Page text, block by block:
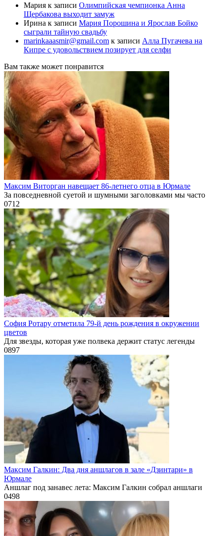
Мария к записи Олимпийская чемпионка Анна
Щербакова выходит замуж
Ирина к записи Мария Порошина и Ярослав Бойко
сыграли тайную свадьбу
marinkaaasmir@gmail.com к записи Алла Пугачева на
Кипре с удовольствием позирует для селфи
Вам также может понравится
Максим Виторган навещает 86-летнего отца в Юрмале
За повседневной суетой и шумными заголовками мы часто
0712
София Ротару отметила 79-й день рождения в окружении
цветов
Для звезды, которая уже полвека держит статус легенды
0897
Максим Галкин: Два дня аншлагов в зале «Дзинтари» в
Юрмале
Аншлаг под занавес лета: Максим Галкин собрал аншлаги
0498